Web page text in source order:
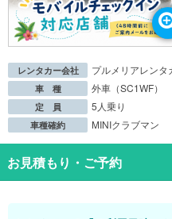
レンタカー会社 プルメリアレンタ
車 種 外車（SC1WF）
定 員 5人乗り
車種確約 MINIクラブマン
お見積もり・ご予約